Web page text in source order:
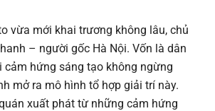
vừa mới khai trương không lâu, chủ
– người gốc Hà Nội. Vốn là dân
cảm hứng sáng tạo không ngừng
mở ra mô hình tổ hợp giải trí này.
xuất phát từ những cảm hứng